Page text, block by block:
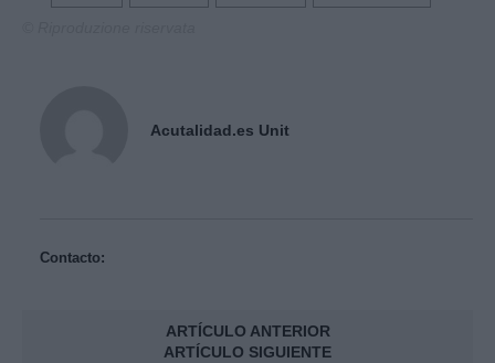
Acutalidad.es Unit
Contacto:
ARTÍCULO ANTERIOR
ARTÍCULO SIGUIENTE